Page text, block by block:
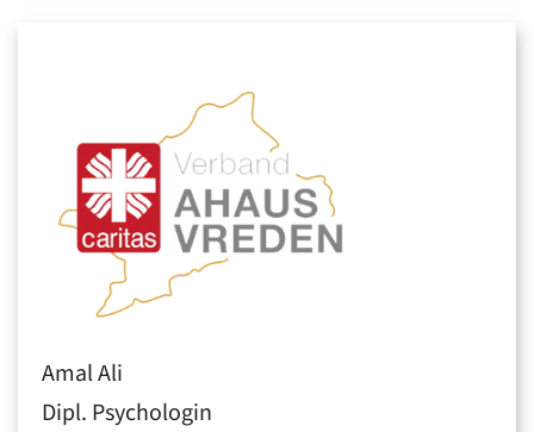
AmalAli
Dipl. Psychologin